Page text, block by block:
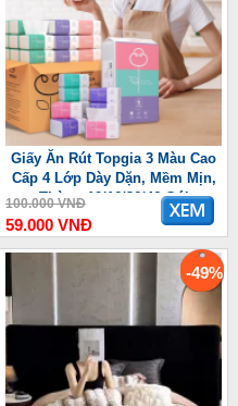
Giấy Ăn Rút Topgia 3 Màu Cao
Cấp 4 Lớp Dày Dặn, Mềm Mịn,
Thùng 10/16/36/46 Gói
100.000 VNĐ
59.000 VNĐ
-49%